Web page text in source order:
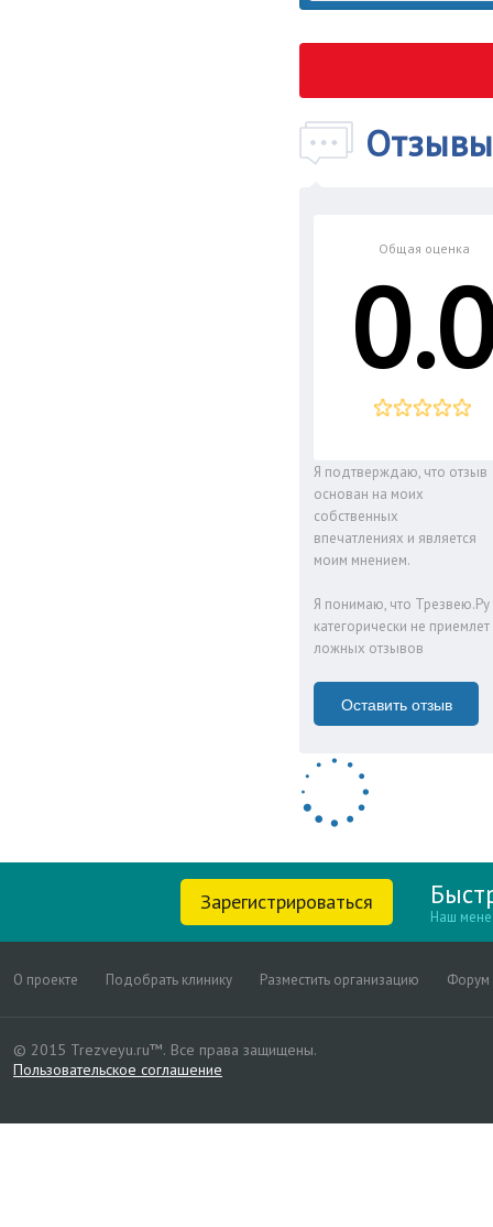
Общая оценка
Я подтверждаю, что отзыв
основан на моих
собственных
впечатлениях и является
моим мнением.
Я понимаю, что Трезвею.Ру
категорически не приемлет
ложных отзывов
Оставить отзыв
Зарегистрироваться
Наш
О проекте Подобрать клинику Разместить организацию Форум
© 2015 Trezveyu.ru™. Все права защищены.
Пользовательское соглашение